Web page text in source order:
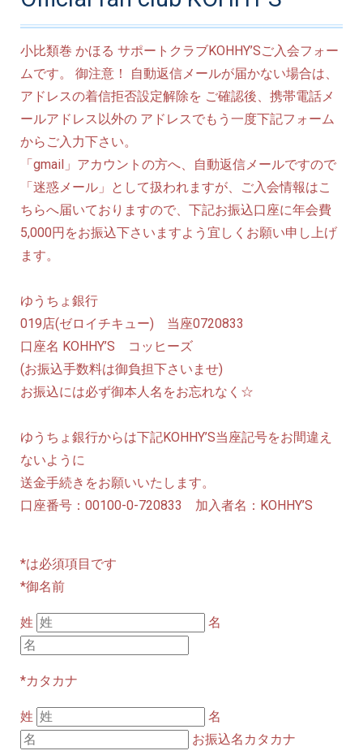
小比類巻 かほる サポートクラブKOHHY’Sご入会フォー
ムです。 御注意！ 自動返信メールが届かない場合は、
アドレスの着信拒否設定解除を ご確認後、携帯電話メ
ールアドレス以外の アドレスでもう一度下記フォーム
からご入力下さい。
「gmail」アカウントの方へ、自動返信メールですので
「迷惑メール」として扱われますが、ご入会情報はこ
ちらへ届いておりますので、下記お振込口座に年会費
5,000円をお振込下さいますよう宜しくお願い申し上げ
ます。
ゆうちょ銀行
019店(ゼロイチキュー) 当座0720833
口座名 KOHHY’S コッヒーズ
(お振込手数料は御負担下さいませ)
お振込には必ず御本人名をお忘れなく☆
ゆうちょ銀行からは下記KOHHY’S当座記号をお間違え
ないように
送金手続きをお願いいたします。
口座番号：00100-0-720833 加入者名：KOHHY’S
*は必須項目です
*御名前
姓 名
*カタカナ
姓
名
お振込名カタカナ